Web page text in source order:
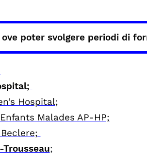
poter svolgere periodi di
Hospital;
Malades AP-HP;
;